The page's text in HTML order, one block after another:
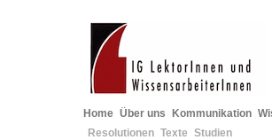
Home Über uns Kommunikation
Resolutionen Texte Studien